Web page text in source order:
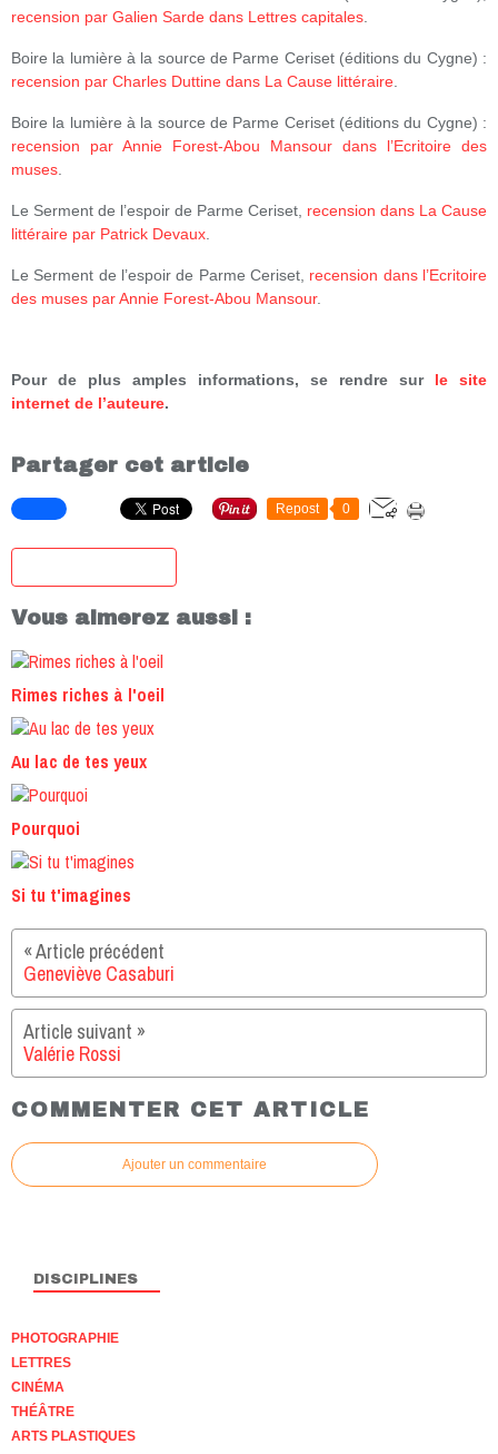
recension par Galien Sarde dans Lettres capitales
Boire la lumière à la source de Parme Ceriset (éditions du Cygne) :
recension par Charles Duttine dans La Cause littéraire
Boire la lumière à la source de Parme Ceriset (éditions du Cygne) :
recension par Annie Forest-Abou Mansour dans l’Ecritoire des
muses
Le Serment de l’espoir de Parme Ceriset, recension dans La Cause
littéraire par Patrick Devaux
Le Serment de l’espoir de Parme Ceriset, recension dans l’Ecritoire
des muses par Annie Forest-Abou Mansour.
Pour de plus amples informations, se rendre sur le site
internet de l’auteure.
Partager cet article
Repost 0
Vous aimerez aussi :
Rimes riches à l'oeil
Au lac de tes yeux
Pourquoi
Si tu t'imagines
Geneviève Casaburi
Valérie Rossi
COMMENTER CET ARTICLE
Ajouter un commentaire
DISCIPLINES
PHOTOGRAPHIE
LETTRES
CINÉMA
THÉÂTRE
ARTS PLASTIQUES